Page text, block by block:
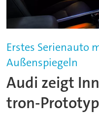
Erstes Serienauto
Außenspiegeln
Audi zeigt
tron-